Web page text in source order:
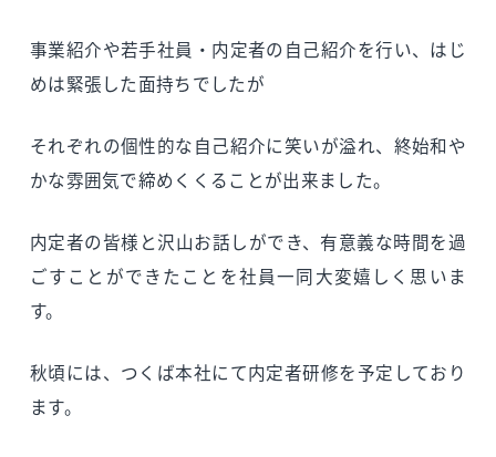
事業紹介や若手社員・内定者の自己紹介を行い、はじ
めは緊張した面持ちでしたが
それぞれの個性的な自己紹介に笑いが溢れ、終始和や
かな雰囲気で締めくくることが出来ました。
内定者の皆様と沢山お話しができ、有意義な時間を過
ごすことができたことを社員一同大変嬉しく思いま
す。
秋頃には、つくば本社にて内定者研修を予定しており
ます。